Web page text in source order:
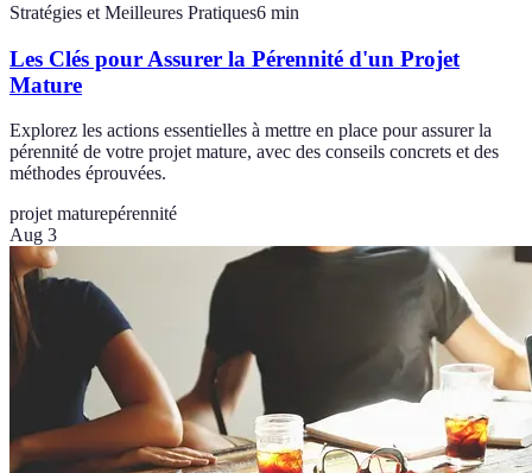
Stratégies et Meilleures Pratiques6 min
Les Clés pour Assurer la Pérennité d'un Projet
Mature
Explorez les actions essentielles à mettre en place pour assurer la
pérennité de votre projet mature, avec des conseils concrets et des
méthodes éprouvées.
projet maturepérennité
Aug 3